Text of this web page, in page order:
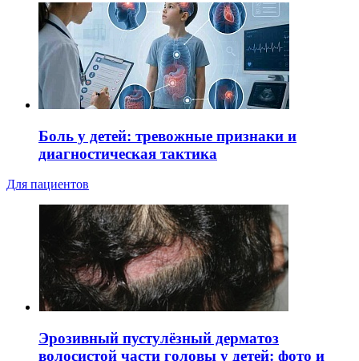
Боль у детей: тревожные признаки и
диагностическая тактика
Для пациентов
Эрозивный пустулёзный дерматоз
волосистой части головы у детей: фото и